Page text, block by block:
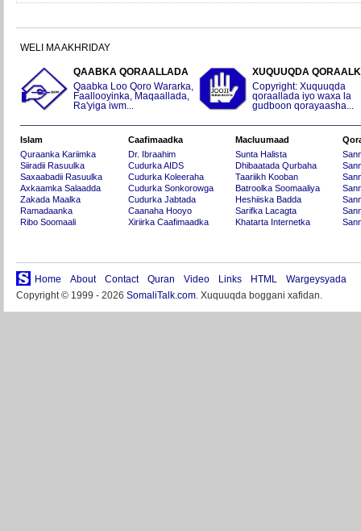
WELI MA AKHRIDAY
QAABKA QORAALLADA
Qaabka Loo Qoro Wararka,
Faallooyinka, Maqaallada,
Ra'yiga iwm...
XUQUUQDA
Copyright: Xuquuqda
qoraallada iyo waxa la
gudboon qorayaasha...
Islam
Quraanka Kariimka
Siiradii Rasuulka
Saxaabadii Rasuulka
Axkaamka Salaadda
Zakada Maalka
Ramadaanka
Ribo Soomaali
Caafimaadka
Dr. Ibraahim
Cudurka AIDS
Cudurka Koleeraha
Cudurka Sonkorowga
Cudurka Jabtada
Caanaha Hooyo
Xiriirka Caafimaadka
Macluumaad
Sunta Halista
Dhibaatada Qurbaha
Taariikh Kooban
Batroolka Soomaaliya
Heshiiska Badda
Sarifka Lacagta
Khatarta Internetka
Home About Contact Quran Video Links HTML
Wargeysyada
Copyright © 1999 - 2026 SomaliTalk.com. Xuquuqda boggani xafidan.